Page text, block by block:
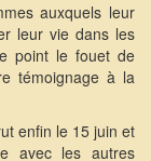
auxquels leur
leur vie dans les
point le fouet de
témoignage à la
enfin le 15 juin et
avec les autres